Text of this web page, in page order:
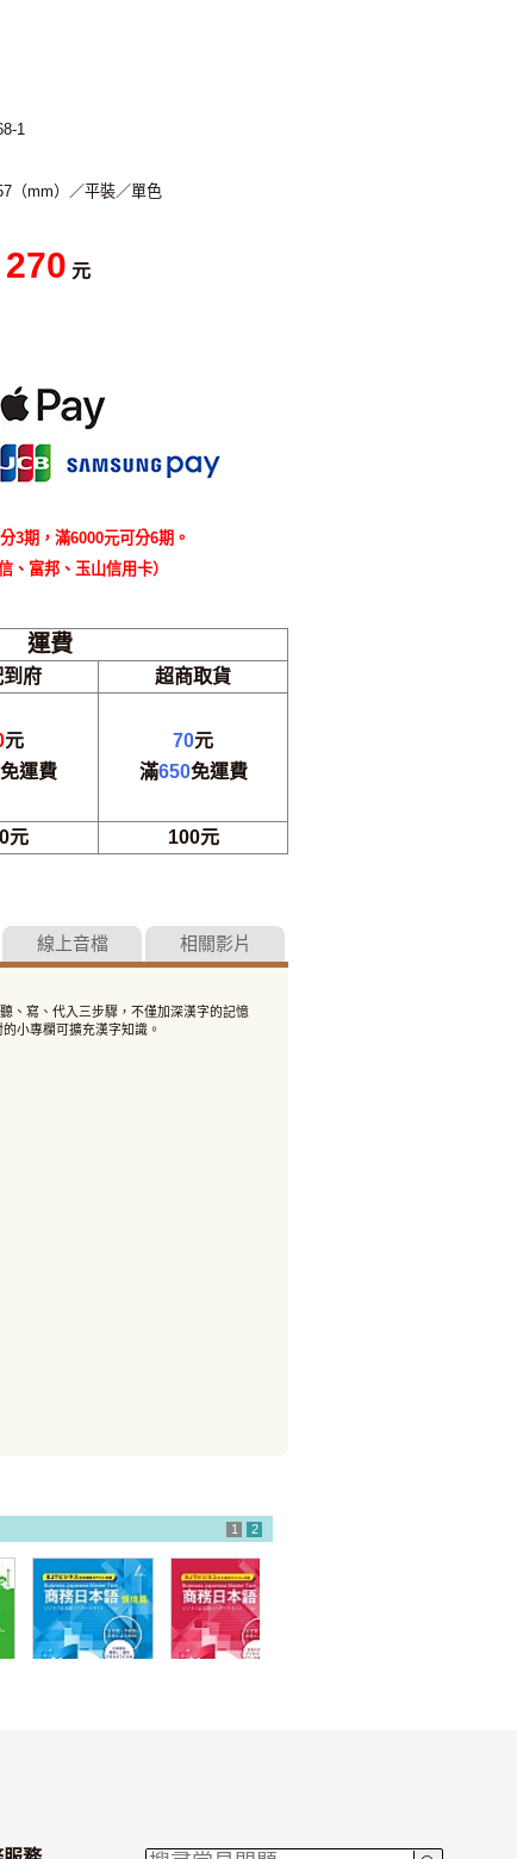
1
（mm）／平裝／單色
270 元
3期，滿6000元可分6期。
、富邦、玉山信用卡）
運費
到府
超商取貨
元
免運費
70元
滿650免運費
元 100元
線上音檔 相關影片
、寫、代入三步驟，不僅加深漢字的記憶
小專欄可擴充漢字知識。
1 2